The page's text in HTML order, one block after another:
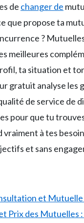
de changer de
que propose ta
?
meilleures
ta situation et
gratuit analyse les
de service de
pour que tu
vraiment à tes
et sans
et Mutuelle
Prix des Mutuelles